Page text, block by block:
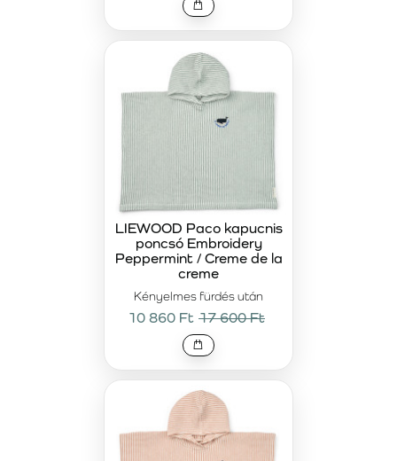
Kényelmes fürdés után
LIEWOOD Paco kapucnis
poncsó Embroidery
Peppermint / Creme de la
creme
10 860 Ft 17 600 Ft